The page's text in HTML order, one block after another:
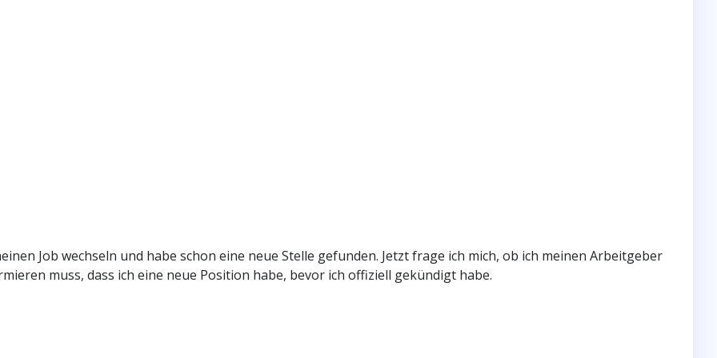
Job wechseln und habe schon eine neue Stelle gefunden. Jetzt frage ich mich, ob ich meinen Arbeitgeber
muss, dass ich eine neue Position habe, bevor ich offiziell gekündigt habe.